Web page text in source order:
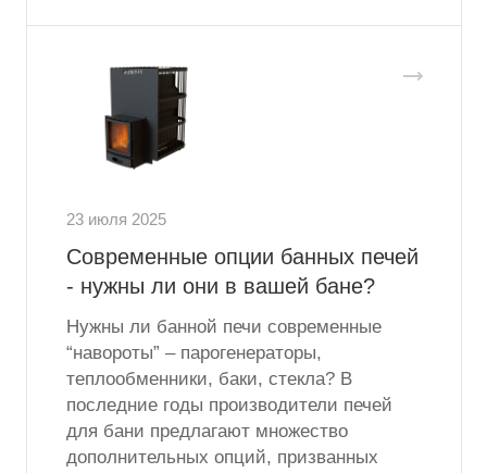
23 июля 2025
Современные опции банных печей
- нужны ли они в вашей бане?
Нужны ли банной печи современные
“навороты” – парогенераторы,
теплообменники, баки, стекла? В
последние годы производители печей
для бани предлагают множество
дополнительных опций, призванных